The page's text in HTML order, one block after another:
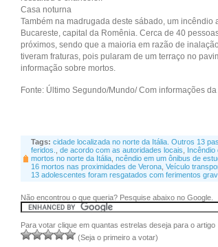
Casa noturna
Também na madrugada deste sábado, um incêndio
Bucareste, capital da Romênia. Cerca de 40
próximos, sendo que a maioria em razão de
tiveram fraturas, pois pularam de um terraço no
informação sobre mortos.
Fonte: Último Segundo/Mundo/ Com informações da
Tags: cidade localizada no norte da Itália. Outros 13
feridos.
de acordo com as autoridades locais
mortos no norte da Itália ncêndio em um ônibus de
16 mortos nas proximidades de Verona Veículo
13 adolescentes foram resgatados com ferimentos
Não encontrou o que queria? Pesquise abaixo no Google.
Para votar clique em quantas estrelas deseja para o artigo
(Seja o primeiro a votar)